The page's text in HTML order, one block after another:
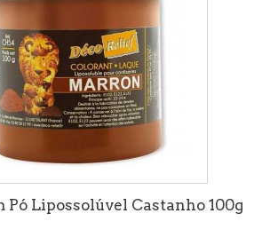
Pó Lipossolúvel Castanho 100g